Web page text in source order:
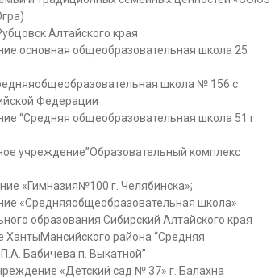
Алтайского края
основная общеобразовательная школа 25
школа № 156 с
Федерации
“Средняя общеобразовательная школа 51 г.
учреждение”Образовательный комплекс
«Гимназия№100 г. Челябинска»;
«Средняяобщеобразовательная школа»
образования Сибирский Алтайского края
района “Средняя
Бабичева п. Выкатной”
«Детский сад № 37» г. Балахна